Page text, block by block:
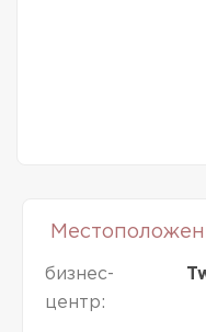
бизнес-
центр: